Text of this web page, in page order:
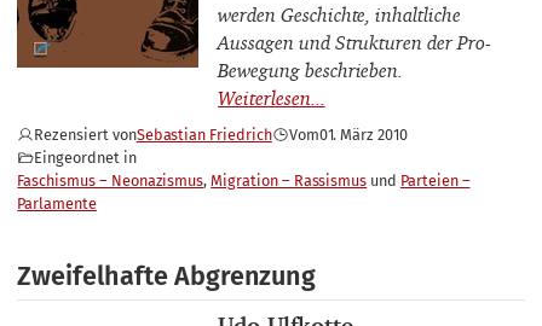
werden Geschichte, inhaltliche
Aussagen und Strukturen der Pro-
Bewegung beschrieben.
Rezensiert vonSebastian Friedrich Vom01. März 2010
Eingeordnet in
Faschismus – Neonazismus Migration – Rassismus
Parteien –
Parlamente
Zweifelhafte Abgrenzung